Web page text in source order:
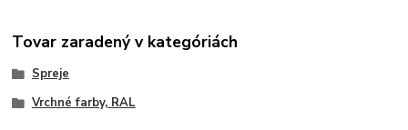
Tovar zaradený v kategóriách
Spreje
Vrchné farby, RAL